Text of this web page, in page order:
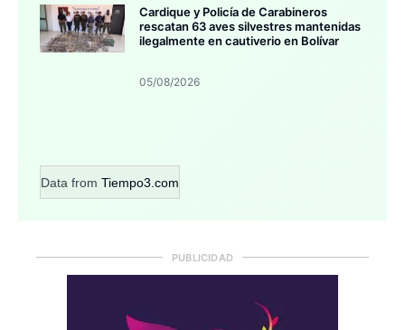
Cardique y Policía de Carabineros
rescatan 63 aves silvestres mantenidas
ilegalmente en cautiverio en Bolívar
05/08/2026
Data from Tiempo3.com
PUBLICIDAD